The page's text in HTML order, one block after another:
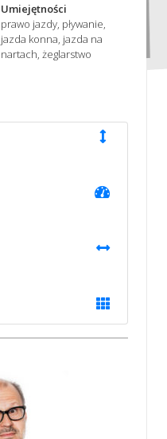
Umiejętności
prawo jazdy, pływanie,
jazda konna, jazda na
nartach, żeglarstwo